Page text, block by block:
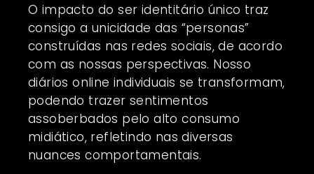
O impacto do ser identitário único traz
consigo a unicidade das “personas”
construídas nas redes sociais, de acordo
com as nossas perspectivas. Nosso
diários online individuais se transformam,
podendo trazer sentimentos
assoberbados pelo alto consumo
midiático, refletindo nas diversas
nuances comportamentais.